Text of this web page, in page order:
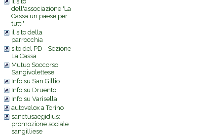
dell'associazione 'La
Cassa un paese per
tutti'
il sito della
parrocchia
sito del PD - Sezione
La Cassa
Mutuo Soccorso
Sangivolettese
Info su San Gillio
Info su Druento
Info su Varisella
autovelox a Torino
sanctusaegidius:
promozione sociale
sangilliese